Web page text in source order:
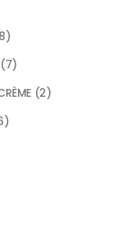
7
2